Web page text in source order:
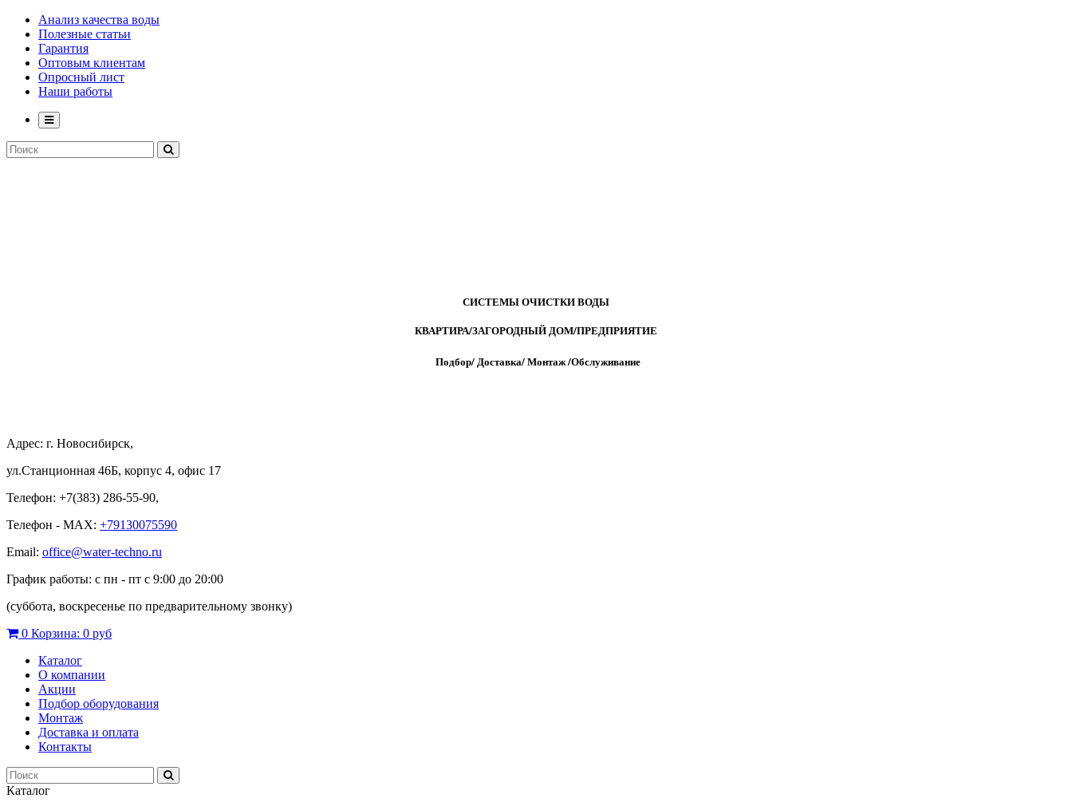
Анализ качества воды
Полезные статьи
Гарантия
Оптовым клиентам
Опросный лист
Наши работы
СИСТЕМЫ ОЧИСТКИ ВОДЫ
КВАРТИРА/ЗАГОРОДНЫЙ ДОМ/ПРЕДПРИЯТИЕ
Подбор/Доставка/Монтаж/Обслуживание
Адрес: г. Новосибирск,
ул.Станционная 46Б, корпус 4, офис 17
Телефон: +7(383) 286-55-90,
Телефон - MAX: +79130075590
Email: office@water-techno.ru
График работы: с пн - пт с 9:00 до 20:00
(суббота, воскресенье по предварительному звонку)
0 Корзина: 0 руб
Каталог
О компании
Акции
Подбор оборудования
Монтаж
Доставка и оплата
Контакты
Каталог